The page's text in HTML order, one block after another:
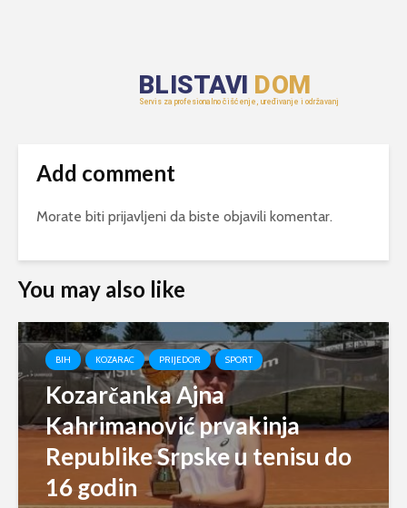
Add comment
Morate biti prijavljeni da biste objavili komentar.
You may also like
BIH KOZARAC PRIJEDOR SPORT
Kozarčanka Ajna
Kahrimanović prvakinja
Republike Srpske u tenisu do
16 godin